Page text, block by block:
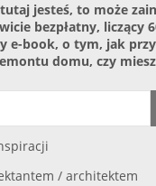
jesteś, to może
bezpłatny, liczący
e-book, o tym, jak
domu, czy
/ architektem